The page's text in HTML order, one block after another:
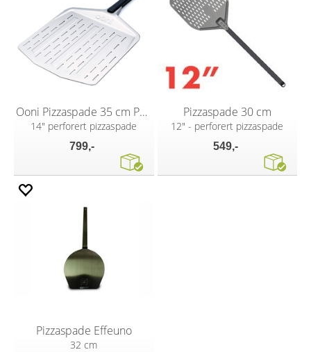
Ooni Pizzaspade 35 cm Perforert
14" perforert pizzaspade
799,-
Pizzaspade 30 cm
12" - perforert pizzaspade
549,-
Pizzaspade Effeuno
32 cm